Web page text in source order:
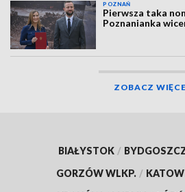
POZNAŃ
Pierwsza taka
Poznanianka
ZOBACZ
BIAŁYSTOK /
GORZÓW WLKP. /